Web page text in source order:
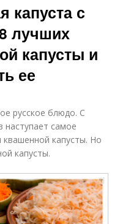
капуста с
лучших
капусты и
ее
русское блюдо. С
наступает самое
капусты. Но
капусты.